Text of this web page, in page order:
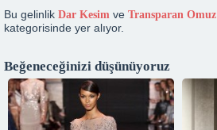
Bu gelinlik Dar Kesim ve Transparan Omuz
kategorisinde yer alıyor.
Beğeneceğinizi düşünüyoruz